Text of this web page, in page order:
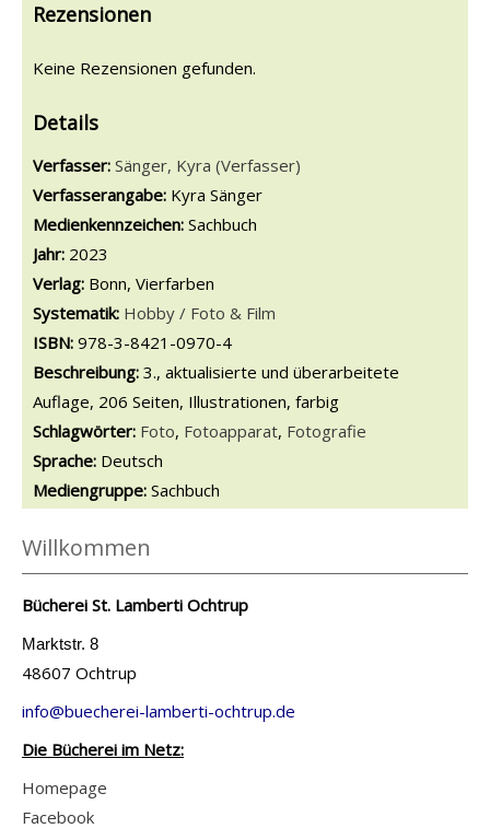
Rezensionen
Keine Rezensionen gefunden.
Details
Verfasser: Suche nach diesem Verfasser
Sänger, Kyra (Verfasser)
Verfasserangabe: Kyra Sänger
Medienkennzeichen: Sachbuch
Jahr: 2023
Verlag: Bonn, Vierfarben
opens in new tab
Diesen Link in neuem Tab öffnen
Systematik: Suche nach dieser Systematik
Hobby / Foto & Film
Suche nach diesem Interessenskreis
ISBN: 978-3-8421-0970-4
Beschreibung: 3., aktualisierte und überarbeitete
Auflage, 206 Seiten, Illustrationen, farbig
Schlagwörter: Foto, Fotoapparat, Fotografie
Suche nach dieser Beteiligten Person
Sprache: Deutsch
Mediengruppe: Sachbuch
Willkommen
Bücherei St. Lamberti Ochtrup
Marktstr. 8
48607 Ochtrup
info@buecherei-lamberti-ochtrup.de
Die Bücherei im Netz:
Homepage
Facebook